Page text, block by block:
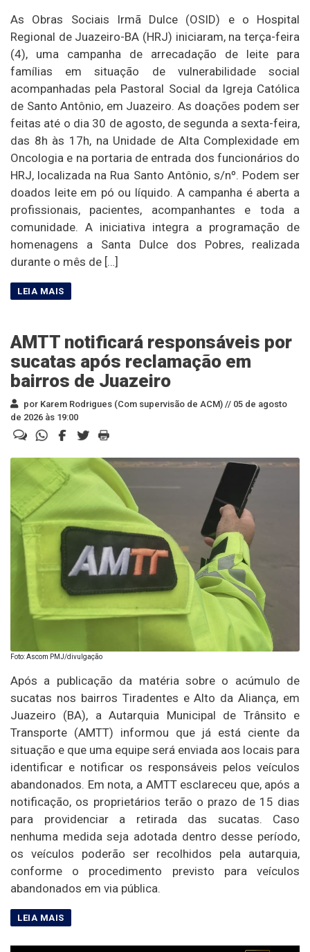
As Obras Sociais Irmã Dulce (OSID) e o Hospital
Regional de Juazeiro-BA (HRJ) iniciaram, na terça-feira
(4), uma campanha de arrecadação de leite para
famílias em situação de vulnerabilidade social
acompanhadas pela Pastoral Social da Igreja Católica
de Santo Antônio, em Juazeiro. As doações podem ser
feitas até o dia 30 de agosto, de segunda a sexta-feira,
das 8h às 17h, na Unidade de Alta Complexidade em
Oncologia e na portaria de entrada dos funcionários do
HRJ, localizada na Rua Santo Antônio, s/nº. Podem ser
doados leite em pó ou líquido. A campanha é aberta a
profissionais, pacientes, acompanhantes e toda a
comunidade. A iniciativa integra a programação de
homenagens a Santa Dulce dos Pobres, realizada
durante o mês de […]
AMTT notificará responsáveis por
sucatas após reclamação em
bairros de Juazeiro
por Karem Rodrigues (Com supervisão de ACM) // 05 de agosto
de 2026 às 19:00
Foto: Ascom PMJ/divulgação
Após a publicação da matéria sobre o acúmulo de
sucatas nos bairros Tiradentes e Alto da Aliança, em
Juazeiro (BA), a Autarquia Municipal de Trânsito e
Transporte (AMTT) informou que já está ciente da
situação e que uma equipe será enviada aos locais para
identificar e notificar os responsáveis pelos veículos
abandonados. Em nota, a AMTT esclareceu que, após a
notificação, os proprietários terão o prazo de 15 dias
para providenciar a retirada das sucatas. Caso
nenhuma medida seja adotada dentro desse período,
os veículos poderão ser recolhidos pela autarquia,
conforme o procedimento previsto para veículos
abandonados em via pública.